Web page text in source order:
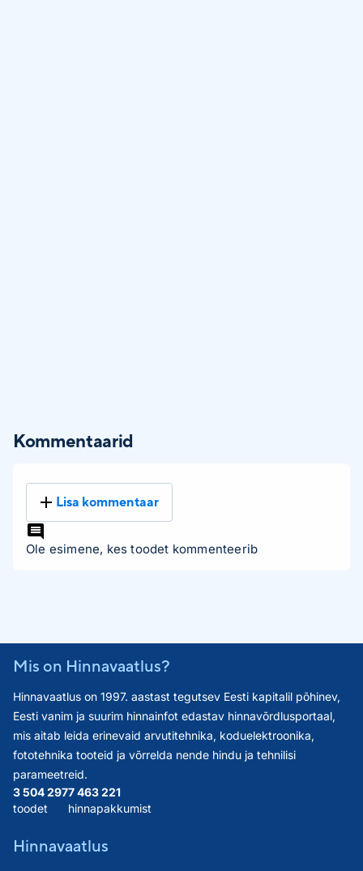
Kommentaarid
Lisa kommentaar
Ole esimene, kes toodet kommenteerib
Mis on Hinnavaatlus?
Hinnavaatlus on 1997. aastast tegutsev Eesti kapitalil põhinev,
Eesti vanim ja suurim hinnainfot edastav hinnavõrdlusportaal,
mis aitab leida erinevaid arvutitehnika, koduelektroonika,
fototehnika tooteid ja võrrelda nende hindu ja tehnilisi
parameetreid.
3 504 297
toodet
7 463 221
hinnapakkumist
Hinnavaatlus